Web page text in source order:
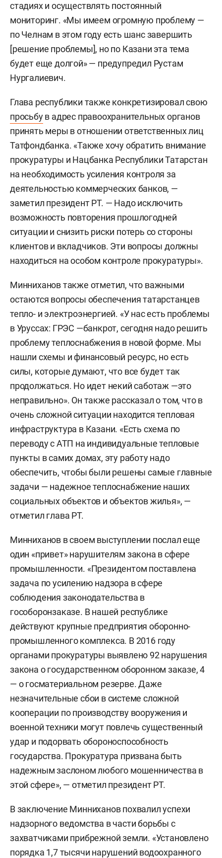
стадиях и осуществлять постоянный
мониторинг. «Мы имеем огромную проблему —
по Челнам в этом году есть шанс завершить
[решение проблемы], но по Казани эта тема
будет еще долгой» — предупредил Рустам
Нургалиевич.
Глава республики также конкретизировал свою
просьбув адрес правоохранительных органов
принять меры в отношении ответственных лиц
Татфондбанка. «Также хочу обратить внимание
прокуратуры и Нацбанка Республики Татарстан
на необходимость усиления контроля за
деятельностью коммерческих банков, —
заметил президент РТ. — Надо исключить
возможность повторения прошлогодней
ситуации и снизить риски потерь со стороны
клиентов и вкладчиков. Эти вопросы должны
находиться на особом контроле прокуратуры».
Минниханов также отметил, что важными
остаются вопросы обеспечения татарстанцев
тепло- и электроэнергией. «У нас есть проблемы
в Уруссах: ГРЭС —банкрот, сегодня надо решить
проблему теплоснабжения в новой форме. Мы
нашли схемы и финансовый ресурс, но есть
силы, которые думают, что все будет так
продолжаться. Но идет некий саботаж —это
неправильно». Он также рассказал о том, что в
очень сложной ситуации находится тепловая
инфраструктура в Казани. «Есть схема по
переводу с АТП на индивидуальные тепловые
пункты в самих домах, эту работу надо
обеспечить, чтобы были решены самые главные
задачи — надежное теплоснабжение наших
социальных объектов и объектов жилья», —
отметил глава РТ.
Минниханов в своем выступлении послал еще
один «привет» нарушителям закона в сфере
промышленности. «Президентом поставлена
задача по усилению надзора в сфере
соблюдения законодательства в
гособоронзаказе. В нашей республике
действуют крупные предприятия оборонно-
промышленного комплекса. В 2016 году
органами прокуратуры выявлено 92 нарушения
закона о государственном оборонном заказе, 4
— о госматериальном резерве. Даже
незначительные сбои в системе сложной
кооперации по производству вооружения и
военной техники могут повлечь существенный
удар и подорвать обороноспособность
государства. Прокуратура призвана быть
надежным заслоном любого мошенничества в
этой сфере», — отметил президент РТ.
В заключение Минниханов похвалил успехи
надзорного ведомства в части борьбы с
захватчиками прибрежной земли. «Установлено
порядка 1,7 тысячи нарушений водоохранного